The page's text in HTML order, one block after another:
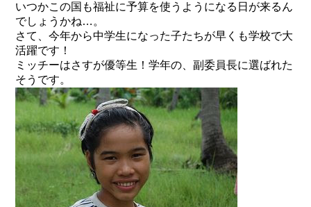
いつかこの国も福祉に予算を使うようになる日が来るん
でしょうかね…。
さて、今年から中学生になった子たちが早くも学校で大
活躍です！
ミッチーはさすが優等生！学年の、副委員長に選ばれた
そうです。